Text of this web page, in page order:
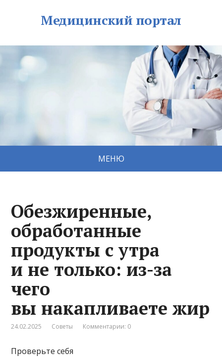
Медицинский портал
МЕНЮ
Обезжиренные,
обработанные
продукты с утра
и не только: из-за
чего
вы накапливаете жир
24.02.2025 Советы Комментарии: 0
Проверьте себя